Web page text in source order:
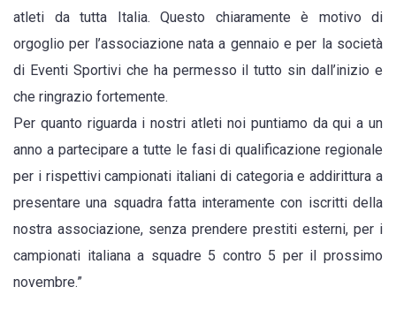
atleti da tutta Italia. Questo chiaramente è motivo di
orgoglio per l’associazione nata a gennaio e per la società
di Eventi Sportivi che ha permesso il tutto sin dall’inizio e
che ringrazio fortemente.
Per quanto riguarda i nostri atleti noi puntiamo da qui a un
anno a partecipare a tutte le fasi di qualificazione regionale
per i rispettivi campionati italiani di categoria e addirittura a
presentare una squadra fatta interamente con iscritti della
nostra associazione, senza prendere prestiti esterni, per i
campionati italiana a squadre 5 contro 5 per il prossimo
novembre.”